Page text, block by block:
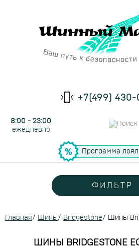
+7(499)
8:00 - 23:00
ежедневно
Программа
ФИЛЬТР
Главная/ Шины/ Bridgestone/ Шины
ШИНЫ BRIDGESTONE